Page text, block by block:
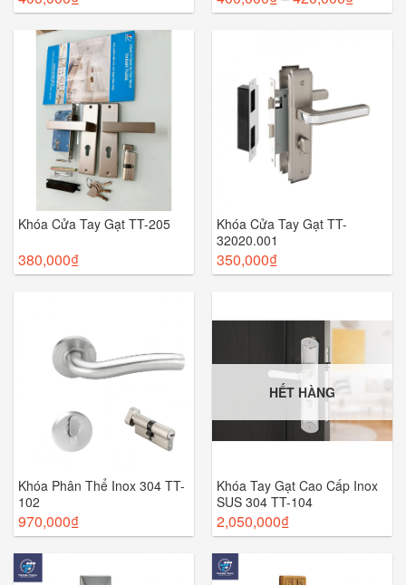
Khóa Cửa Tay Gạt TT-205
380,000₫
Khóa Cửa Tay Gạt TT-
32020.001
350,000₫
Khóa Phân Thể Inox 304 TT-
102
970,000₫
HẾT HÀNG
Khóa Tay Gạt Cao Cấp Inox
SUS 304 TT-104
2,050,000₫